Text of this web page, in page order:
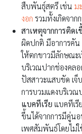
สืบพันธุ์สตรี เช่น ม
งอก รวมทั้งเกิดจา
สาเหตุจากการติดเ
ผิดปกติ มีอาการคั
ให้ตกขาวมีลักษณะ
บริเวณปากช่องคล
ปัสสาวะแสบขัด เ
การบวมแดงบริเว
แบคทีเรีย แบคทีเรี
ขึ้นได้จากการมีคู่น
เพศสัมพันธ์โดยไม่